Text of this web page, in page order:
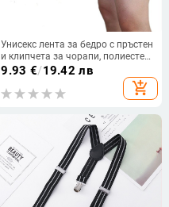
Унисекс лента за бедро с пръстен
и клипчета за чорапи, полиестер,
6 клипа, регулируема дължина,
9.93 €/19.42 лв
add_shopping_cart